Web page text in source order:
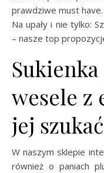
prawdziwe must have.
Na upały i nie tylko:
– nasze top
wesele z
jej
W naszym sklepie
również o paniach